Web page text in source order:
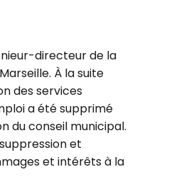
directeur de la
À la suite
des services
a été supprimé
du conseil municipal.
et
et intérêts à la